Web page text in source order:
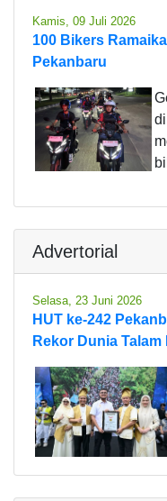
Kamis, 09 Juli 2026
100 Bikers
Pekanbaru
Advertorial
Selasa, 23 Juni 2026
HUT ke-242
Rekor Dunia